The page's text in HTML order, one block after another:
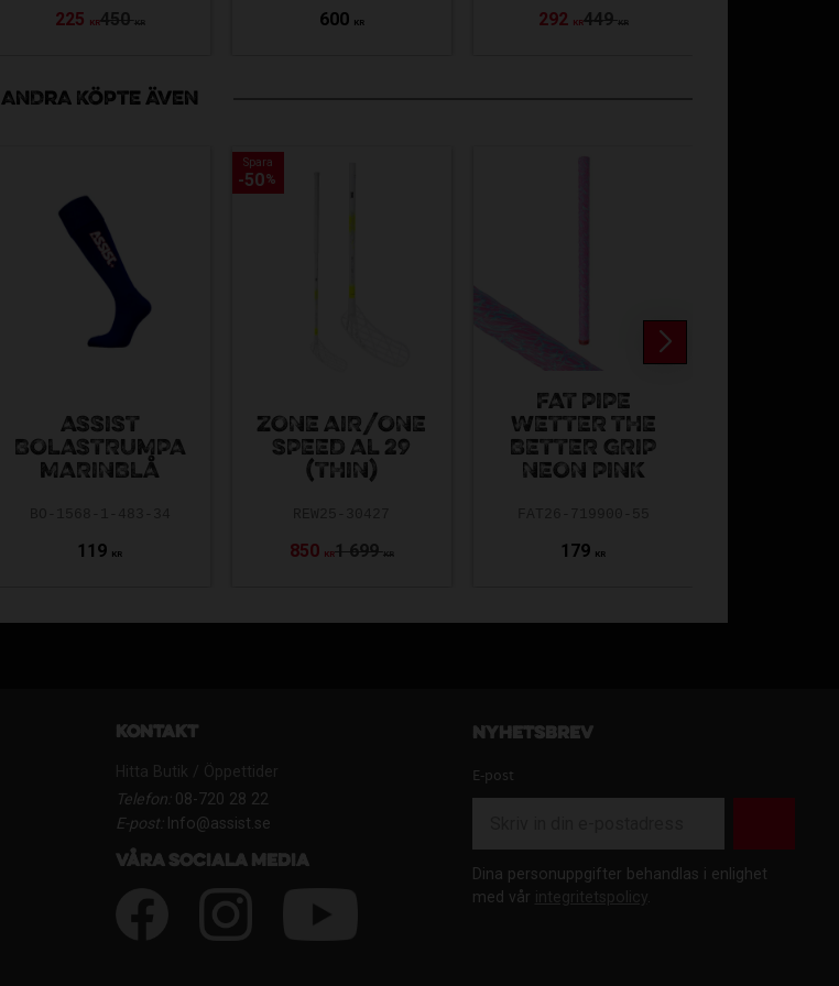
225 KR450 KR 600 KR 292 KR449 KR
ANDRA KÖPTE ÄVEN
ASSIST
BOLASTRUMPA
MARINBLÅ
119 KR
Spara
50%
ZONE AIR/ONE
SPEED AL 29
(THIN)
850 KR1 699 KR
Spara
50%
FAT PIPE
WETTER THE
BETTER GRIP
NEON PINK
179 KR
Kontakt
Hitta Butik / Öppettider
Telefon:08-720 28 22
E-post:Info@assist.se
Våra sociala media
Nyhetsbrev
E-post
Dina personuppgifter behandlas i enlighet
med vår integritetspolicy